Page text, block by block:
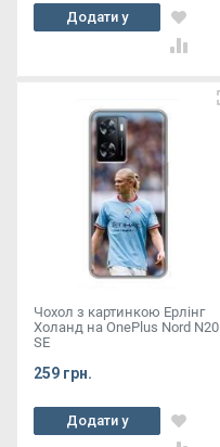
Додати у
кошик
Чохол з картинкою Ерлінг
Холанд на OnePlus Nord N20
SE
259 грн.
Додати у
кошик